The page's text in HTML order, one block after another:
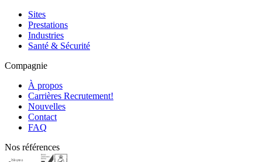
Sites
Prestations
Industries
Santé & Sécurité
Compagnie
À propos
Carrières Recrutement!
Nouvelles
Contact
FAQ
Nos références